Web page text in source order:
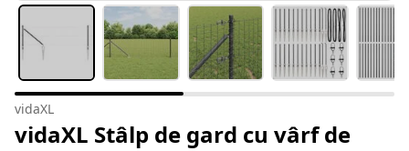
vidaXL
vidaXL Stâlp de gard cu vârf de